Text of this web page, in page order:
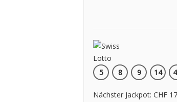
5 8 9 14
Nächster Jackpot: CHF